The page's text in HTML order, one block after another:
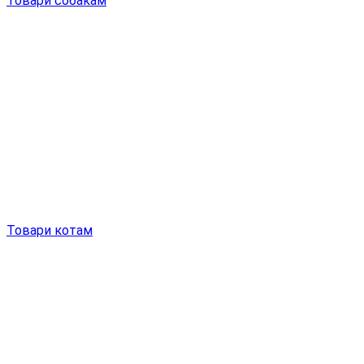
Товари котам